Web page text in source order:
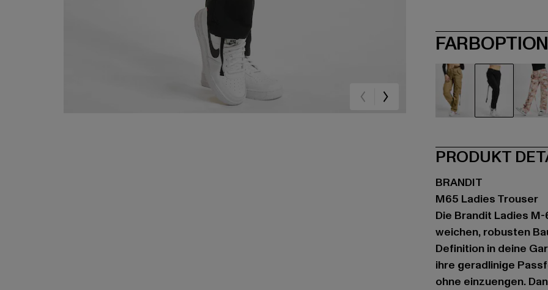
PRODUKT
BRANDIT
M65 Ladies Trouser
Die Brandit Ladies
weichen, robusten
Definition in deine
ihre geradlinige
ohne einzuengen.